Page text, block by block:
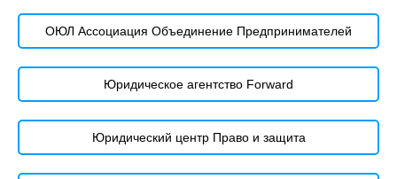
ОЮЛ Ассоциация Объединение Предпринимателей
Юридическое агентство Forward
Юридический центр Право и защита